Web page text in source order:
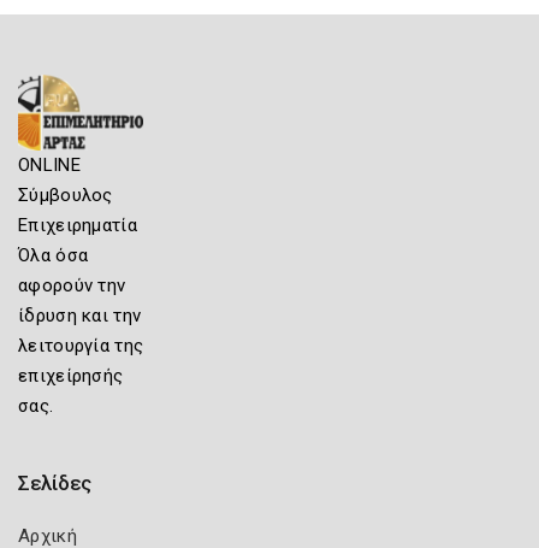
ONLINE
Σύμβουλος
Επιχειρηματία
Όλα όσα
αφορούν την
ίδρυση και την
λειτουργία της
επιχείρησής
σας.
Σελίδες
Αρχική